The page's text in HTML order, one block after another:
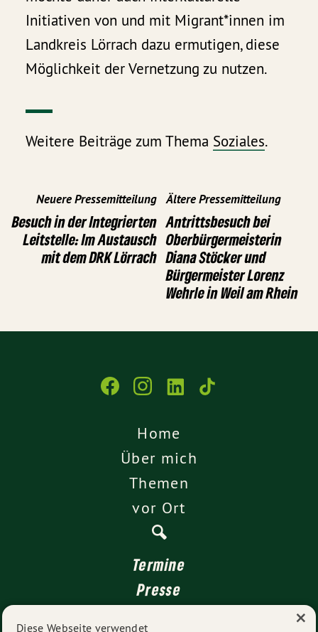
Initiativen von und mit Migrant*innen im
Landkreis Lörrach dazu ermutigen, diese
Möglichkeit der Vernetzung zu nutzen.
Weitere Beiträge zum Thema Soziales.
Neuere Pressemitteilung
Besuch in der Integrierten
Leitstelle: Im Austausch
mit dem DRK Lörrach
Ältere Pressemitteilung
Antrittsbesuch bei
Oberbürgermeisterin
Diana Stöcker und
Bürgermeister Lorenz
Wehrle in Weil am Rhein
Home
Über mich
Themen
vor Ort
Termine
Presse
Diese Webseite verwendet ×